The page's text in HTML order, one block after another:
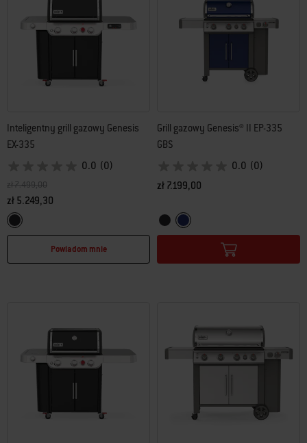
Inteligentny grill gazowy Genesis
EX-335
0.0 (0)
Cena obniżona z
zł 7.499,00na
zł 5.249,30
Color Options
Czarny
Powiadom mnie
Grill gazowy Genesis® II EP-335
GBS
0.0 (0)
zł 7.199,00
Color Options
CzarnyDeep Ocean Blue